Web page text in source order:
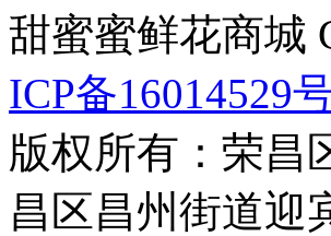
甜蜜蜜鲜花商城
ICP备16014529
版权所有：荣昌
昌区昌州街道迎